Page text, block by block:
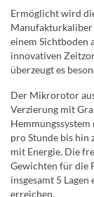
Ermöglicht wird
Manufakturkaliber
einem Sichtboden
innovativen
überzeugt es
Der Mikrorotor
Verzierung mit
pro Stunde bis hin
mit Energie. Die
Gewichten für die
insgesamt 5
erreichen.